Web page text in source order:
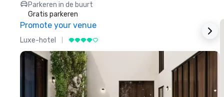
Parkeren in de buurt
Gratis parkeren
Promote your venue
Luxe-hotel